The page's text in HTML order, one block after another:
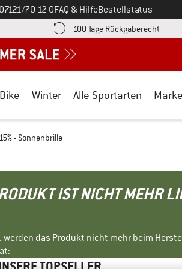
Ruf uns an unter
07121/70 12 0FAQ & HilfeBestellstatus
hier! Öffnet sich in einer Infobox
100 Tage Rückgaberecht
Bike Winter Alle Sportarten
- Sonnenbrille
IST NICHT MEHR
das Produkt nicht mehr beim